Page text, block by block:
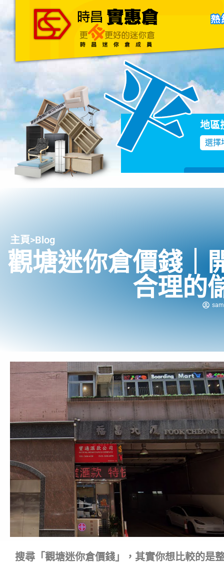
主頁 關於我們 聯絡我們
地區
選擇
主頁>Blog
觀塘迷你倉價錢｜
合理的
搜尋「觀塘迷你倉價錢」，其實你想比較的是